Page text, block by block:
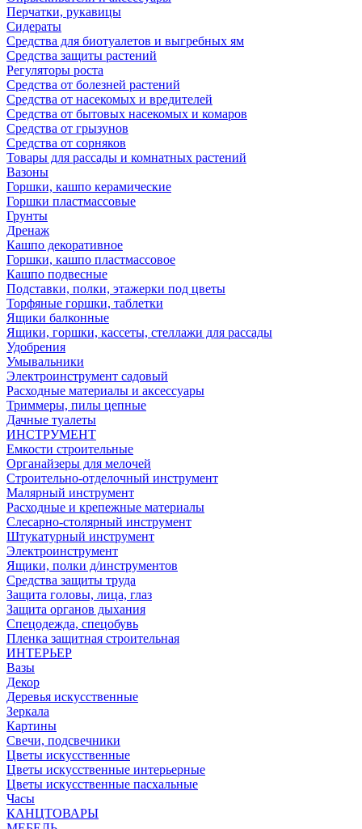
Перчатки, рукавицы
Сидераты
Средства для биотуалетов и выгребных ям
Средства защиты растений
Регуляторы роста
Средства от болезней растений
Средства от насекомых и вредителей
Средства от бытовых насекомых и комаров
Средства от грызунов
Средства от сорняков
Товары для рассады и комнатных растений
Вазоны
Горшки, кашпо керамические
Горшки пластмассовые
Грунты
Дренаж
Кашпо декоративное
Горшки, кашпо пластмассовое
Кашпо подвесные
Подставки, полки, этажерки под цветы
Торфяные горшки, таблетки
Ящики балконные
Ящики, горшки, кассеты, стеллажи для рассады
Удобрения
Умывальники
Электроинструмент садовый
Расходные материалы и аксессуары
Триммеры, пилы цепные
Дачные туалеты
ИНСТРУМЕНТ
Емкости строительные
Органайзеры для мелочей
Строительно-отделочный инструмент
Малярный инструмент
Расходные и крепежные материалы
Слесарно-столярный инструмент
Штукатурный инструмент
Электроинструмент
Ящики, полки д/инструментов
Средства защиты труда
Защита головы, лица, глаз
Защита органов дыхания
Спецодежда, спецобувь
Пленка защитная строительная
ИНТЕРЬЕР
Вазы
Декор
Деревья искусственные
Зеркала
Картины
Свечи, подсвечники
Цветы искусственные
Цветы искусственные интерьерные
Цветы искусственные пасхальные
Часы
КАНЦТОВАРЫ